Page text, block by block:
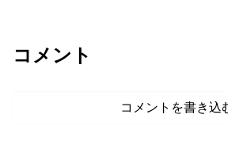
コメント
コメントを書き込